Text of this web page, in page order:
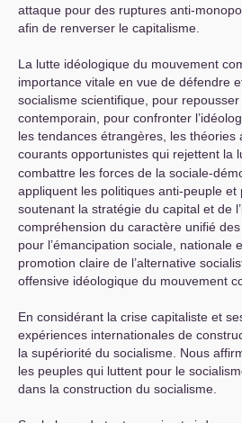
attaque pour des ruptures anti-
afin de renverser le capitalisme.
La lutte idéologique du mouvement
importance vitale en vue de défendre
socialisme scientifique, pour repousser
contemporain, pour confronter
les tendances étrangères, les théories
courants opportunistes qui rejettent la
combattre les forces de la sociale-
appliquent les politiques anti-peuple et
soutenant la stratégie du capital et de
compréhension du caractère unifié
pour l’émancipation sociale, nationale
promotion claire de l’alternative
offensive idéologique du mouvement
En considérant la crise capitaliste et
expériences internationales de
la supériorité du socialisme. Nous
les peuples qui luttent pour le
dans la construction du socialisme.